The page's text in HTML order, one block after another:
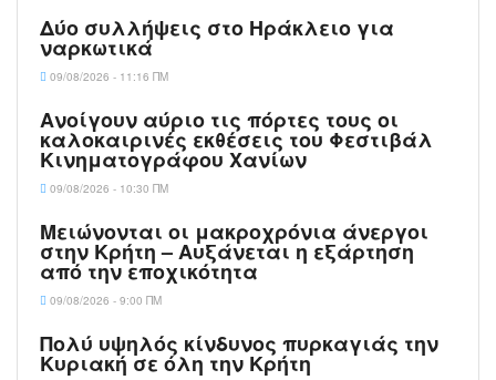
Δύο συλλήψεις στο Ηράκλειο για
ναρκωτικά
09/08/2026 - 11:16 ΠΜ
Ανοίγουν αύριο τις πόρτες τους οι
καλοκαιρινές εκθέσεις του Φεστιβάλ
Κινηματογράφου Χανίων
09/08/2026 - 10:30 ΠΜ
Μειώνονται οι μακροχρόνια άνεργοι
στην Κρήτη – Αυξάνεται η εξάρτηση
από την εποχικότητα
09/08/2026 - 9:00 ΠΜ
Πολύ υψηλός κίνδυνος πυρκαγιάς την
Κυριακή σε όλη την Κρήτη